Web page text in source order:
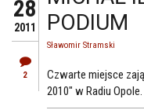
28
2011
2
PODIUM
Sławomir Stramski
Czwarte miejsce
2010" w Radiu Opole.